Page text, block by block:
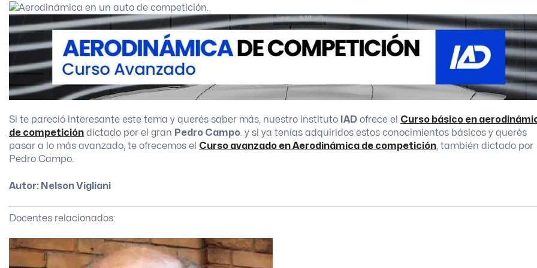
Si te pareció interesante este tema y querés saber más, nuestro instituto IAD ofrece el Curso básico en
de competición dictado por el gran Pedro Campo. y si ya tenías adquiridos estos conocimientos básicos y querés
pasar a lo más avanzado, te ofrecemos el Curso avanzado en Aerodinámica de competición, también dictado por
Pedro Campo.
Autor: Nelson Vigliani
Docentes relacionados: